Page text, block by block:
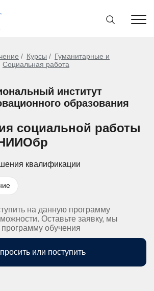
Курсы
Гуманитарные и
Социальная работа
институт
образования
социальной работы
квалификации
на данную программу
Оставьте заявку, мы
обучения
или поступить